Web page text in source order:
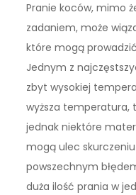
Pranie koców, mimo
zadaniem, może
które mogą
Jednym z
zbyt wysokiej
wyższa temperatura,
jednak niektóre
mogą ulec
powszechnym
duża ilość prania w